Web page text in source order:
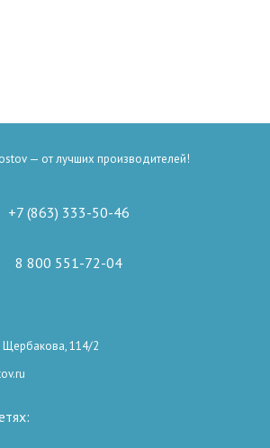
— от лучших производителей!
+7 (863) 333-50-46
8 800 551-72-04
Щербакова, 114/2